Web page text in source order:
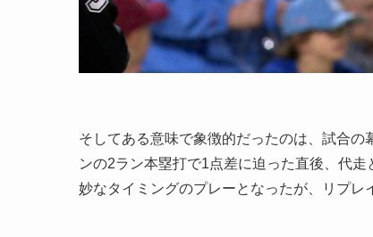
そしてある意味で象徴的だったのは、試合
ンの2ラン本塁打で1点差に迫った直後、代
妙なタイミングのプレーとなったが、リプレ